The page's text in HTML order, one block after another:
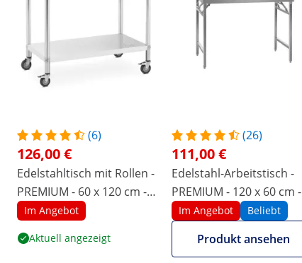
(6)
126,00 €
Edelstahltisch mit Rollen -
PREMIUM - 60 x 120 cm -
158 kg - Royal Catering
Im Angebot
Aktuell angezeigt
(26)
111,00 €
Edelstahl-Arbeitstisch -
PREMIUM - 120 x 60 cm -
210 kg - klappbar - Royal
Catering
Im Angebot Beliebt
Produkt ansehen